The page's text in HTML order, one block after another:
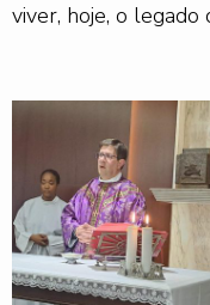
viver, hoje, o legado